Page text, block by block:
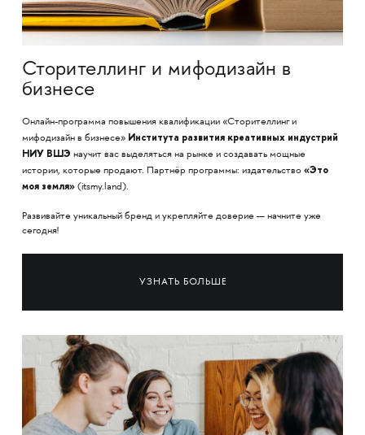
Сторителлинг и мифодизайн в
бизнесе
Онлайн-программа повышения квалификации «Сторителлинг и
мифодизайн в бизнесе» Института развития креативных индустрий
НИУ ВШЭ научит вас выделяться на рынке и создавать мощные
истории, которые продают. Партнёр программы: издательство «Это
моя земля»(itsmy.land).
Развивайте уникальный бренд и укрепляйте доверие — начните уже
сегодня!
УЗНАТЬ БОЛЬШЕ